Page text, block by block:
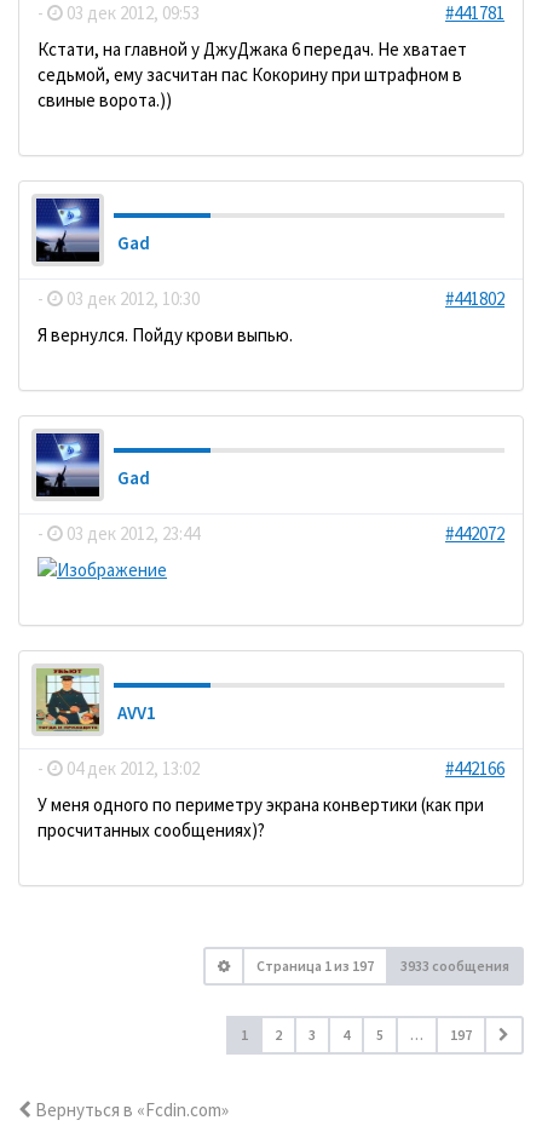
- 03 дек 2012, 09:53
#441781
Кстати, на главной у ДжуДжака 6 передач. Не хватает
седьмой, ему засчитан пас Кокорину при штрафном в
свиные ворота.))
Gad
- 03 дек 2012, 10:30
#441802
Я вернулся. Пойду крови выпью.
Gad
- 03 дек 2012, 23:44 #442072
AVV1
- 04 дек 2012, 13:02
#442166
У меня одного по периметру экрана конвертики (как при
просчитанных сообщениях)?
Страница 1из 197 3933 сообщения
1 2 3 4 5 … 197
Вернуться в «Fcdin.com»